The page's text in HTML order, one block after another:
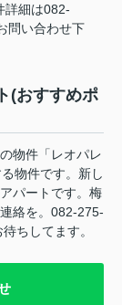
詳細は082-
問い合わせ下
(おすすめポ
物件「レオパレ
物件です。新し
パートです。梅
絡を。082-275-
ちしてます。